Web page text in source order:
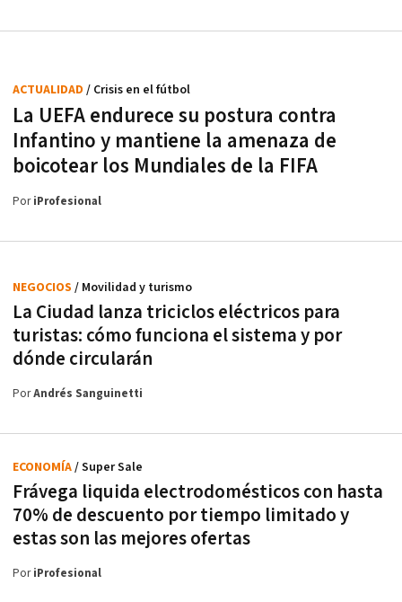
La UEFA endurece su postura contra
Infantino y mantiene la amenaza de
boicotear los Mundiales de la FIFA
ACTUALIDAD / Crisis en el fútbol
PoriProfesional
La Ciudad lanza triciclos eléctricos para
turistas: cómo funciona el sistema y por
dónde circularán
NEGOCIOS / Movilidad y turismo
PorAndrés Sanguinetti
Frávega liquida electrodomésticos con hasta
70% de descuento por tiempo limitado y
estas son las mejores ofertas
ECONOMÍA/ Super Sale
PoriProfesional